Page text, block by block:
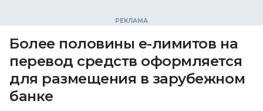
Более половины е-лимитов на
перевод средств оформляется
для размещения в зарубежном
банке